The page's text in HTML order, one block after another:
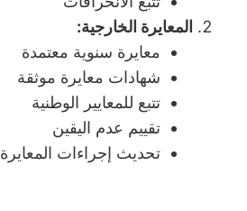
المعايرة الخارجية:
معايرة سنوية معتمدة
شهادات معايرة موثقة
تتبع للمعايير الوطنية
تقييم عدم اليقين
تحديث إجراءات المعايرة